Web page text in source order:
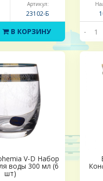
Артикул:
23102-Б
В КОРЗИНУ -
V-D Набор
воды 300 мл (6
шт)